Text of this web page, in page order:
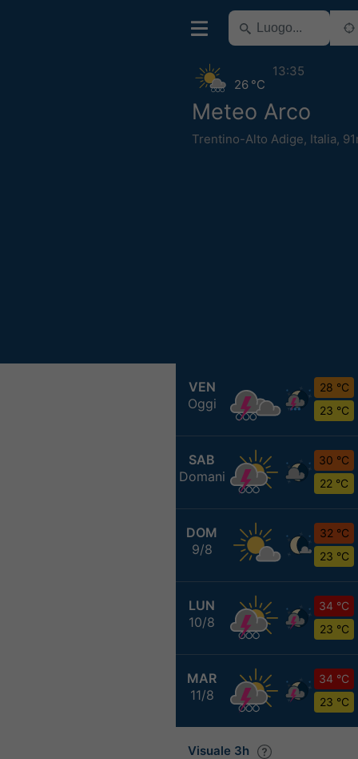
Meteo Arco
Trentino-Alto Adige, Italia,
26 °C
13:35
VEN
Oggi
28 °C
23 °C
SAB
Domani
30 °C
22 °C
DOM
9/8
32 °C
23 °C
LUN
10/8
34 °C
23 °C
MAR
11/8
34 °C
23 °C
Visuale 3h